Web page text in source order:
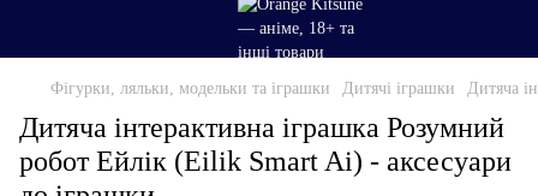
Фігурки, ляльки, модельки та іграшки Дитячі іграшки Дитяча
Дитяча інтерактивна іграшка Розумний
робот Ейлік (Eilik Smart Ai) - аксесуари